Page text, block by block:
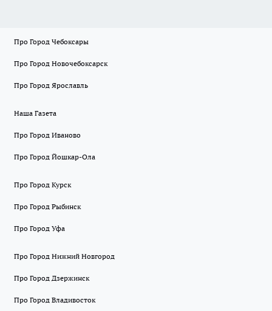
Про Город Чебоксары
Про Город Новочебоксарск
Про Город Ярославль
Наша Газета
Про Город Иваново
Про Город Йошкар-Ола
Про Город Курск
Про Город Рыбинск
Про Город Уфа
Про Город Нижний Новгород
Про Город Дзержинск
Про Город Владивосток